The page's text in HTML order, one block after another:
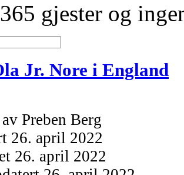
gjester og
Jr. Nore i England
Preben Berg
26. april 2022
26. april 2022